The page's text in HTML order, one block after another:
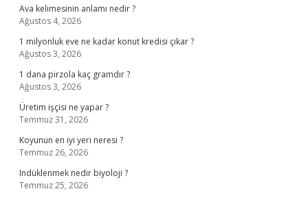
Ava kelimesinin anlamı nedir ?
Ağustos 4, 2026
1 milyonluk eve ne kadar konut kredisi çıkar ?
Ağustos 3, 2026
1 dana pirzola kaç gramdır ?
Ağustos 3, 2026
Üretim işçisi ne yapar ?
Temmuz 31, 2026
Koyunun en iyi yeri neresi ?
Temmuz 26, 2026
Indüklenmek nedir biyoloji ?
Temmuz 25, 2026